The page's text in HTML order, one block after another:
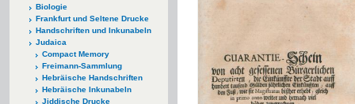
Biologie
Frankfurt und Seltene Drucke
Handschriften und Inkunabeln
Judaica
Compact Memory
Freimann-Sammlung
Hebräische Handschriften
Hebräische Inkunabeln
Jiddische Drucke